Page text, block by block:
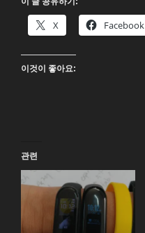
X Facebook
이것이 좋아요:
관련